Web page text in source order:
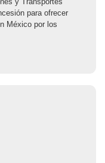
para ofrecer
México por los